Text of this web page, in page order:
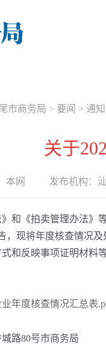
市商务局 > 要闻 > 通
关于
本网 发布机构：
《拍卖管理办法》等
，现将年度核查情况
和反映事项证明材料
年度核查情况汇总表
路80号市商务局